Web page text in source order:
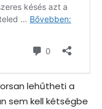
lehűtheti a
sem kell kétségbe